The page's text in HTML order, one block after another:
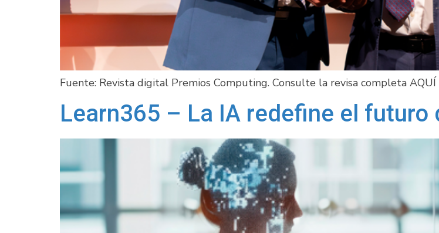
Fuente: Revista digital Premios Computing. Consulte la revisa completa AQUÍ
Learn365 – La IA redefine el futuro